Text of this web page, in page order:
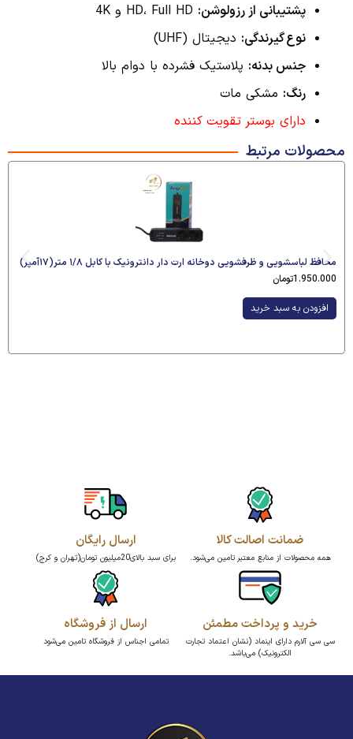
پشتیبانی از رزولوشن:
نوع گیرندگی: دیجیتال (UHF)
جنس بدنه: پلاستیک فشرده با دوام بالا
رنگ: مشکی مات
دارای بوستر تقویت کننده
محصولات مرتبط
محافظ لباسشویی و ظرفشویی دوخانه ارت دار دانترونیک با کابل ۱/۸ متر(۱۷آمپر)
1.950.000تومان
افزودن به سبد خرید
ضمانت اصالت کالا
همه محصولات از منابع معتبر تامین می‌شود.
ارسال رایگان
برای سبد بالای20میلیون تومان(تهران و کرج)
خرید و پرداخت مطمئن
سی سی آلارم دارای اینماد (نشان اعتماد تجارت
الکترونیک) می‌باشد.
ارسال از فروشگاه
تمامی اجناس از فروشگاه تامین می‌شود